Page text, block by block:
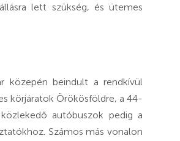
lett szükség, és ütemes
közepén beindult a rendkívül
körjáratok Örökösföldre, a 44-
autóbuszok pedig a
Számos más vonalon